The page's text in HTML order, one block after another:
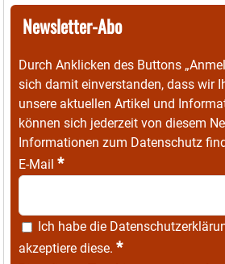
Newsletter-Abo
Durch Anklicken des Buttons
sich damit einverstanden, dass wir
unsere aktuellen Artikel und
können sich jederzeit von diesem
Informationen zum Datenschutz
E-Mail *
Ich habe die
akzeptiere diese. *